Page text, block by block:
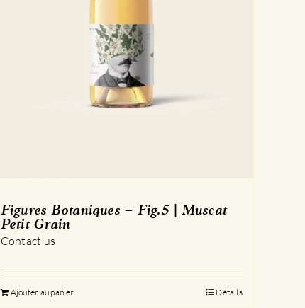
Figures Botaniques – Fig.5 | Muscat
Petit Grain
Contact us
Ajouter au panier Détails